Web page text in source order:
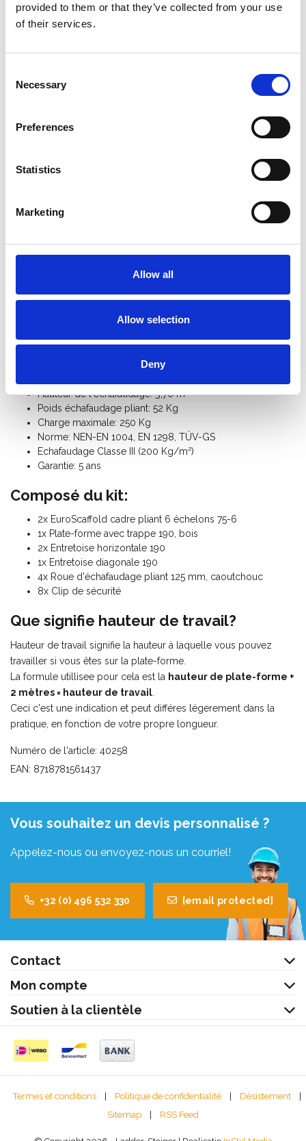
provided to them or that they’ve collected from your use
of their services.
Selection
Necessary
Preferences
Statistics
Marketing
Allow all
Allow selection
Deny
Description
L'échafaudage pliant EuroScaffold 75x190
connecteurs d'extension pour le rehaussement de la hauteur.
hauteur de travail de 7,50 m.
profil antidérapant pour une meilleure adhérence. La plate-
L'échafaudage pliable est simple à utiliser, facile à stocker et à
transporter.
aluminium de haute qualité et est conforme aux lois et
Hauteur de travail: 4,50 m
Hauteur de l'échafaudage: 3,70 m
Poids échafaudage pliant: 52 Kg
Charge maximale: 250 Kg
Norme: NEN-EN 1004, EN 1298, TÜV-GS
Echafaudage Classe III (200 Kg/m²)
Garantie: 5 ans
Composé du kit:
2x EuroScaffold cadre pliant 6 échelons 75-6
1x Plate-forme avec trappe 190, bois
2x Entretoise horizontale 190
1x Entretoise diagonale 190
4x Roue d'échafaudage pliant 125 mm, caoutchouc
8x Clip de sécurité
Que signifie hauteur de travail?
Hauteur de travail signifie la hauteur à laquelle vous pouvez
travailler si vous êtes sur la plate-forme.
La formule utillisee pour cela est la hauteur de plate-forme +
2 mètres = hauteur de travail
Ceci c'est une indication et peut différes légerement dans la
pratique, en fonction de votre propre longueur.
Numéro de l'article: 40258
EAN: 8718781561437
Vous souhaitez un devis personnalisé ?
Appelez-nous ou envoyez-nous un courriel!
+32 (0) 496 532 330 [email protected]
Contact
Mon compte
Soutien à la clientèle
Termes et conditions | Politique de confidentialité | Désistement
|
Sitemap
| RSS Feed